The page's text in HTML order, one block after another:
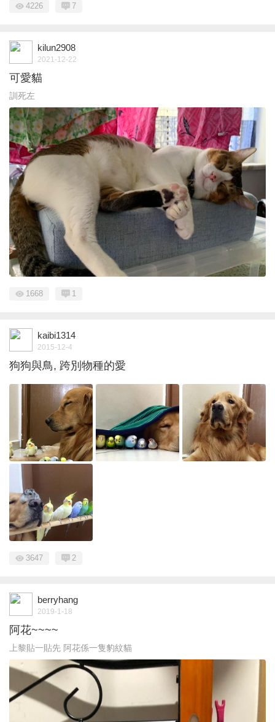
4226 7
kilun2908
2021-12-22
可愛貓
訓死左
1668 1
kaibi1314
2015-12-4
狗狗與鳥, 跨別物種的愛
3647 2
berryhang
2019-1-18
阿花~~~~
上黎貼一貼先 阿花係一隻豹紋貓